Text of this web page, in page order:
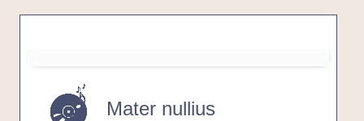
CD
Mater nullius